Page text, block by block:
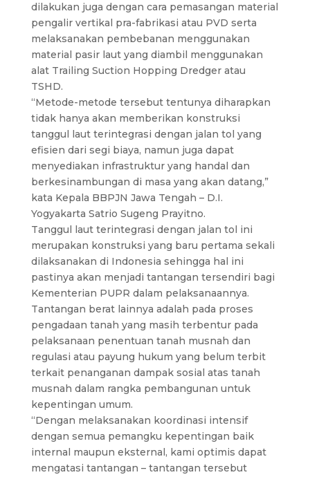
dilakukan juga dengan cara pemasangan material
pengalir vertikal pra-fabrikasi atau PVD serta
melaksanakan pembebanan menggunakan
material pasir laut yang diambil menggunakan
alat Trailing Suction Hopping Dredger atau
TSHD.
“Metode-metode tersebut tentunya diharapkan
tidak hanya akan memberikan konstruksi
tanggul laut terintegrasi dengan jalan tol yang
efisien dari segi biaya, namun juga dapat
menyediakan infrastruktur yang handal dan
berkesinambungan di masa yang akan datang,”
kata Kepala BBPJN Jawa Tengah – D.I.
Yogyakarta Satrio Sugeng Prayitno.
Tanggul laut terintegrasi dengan jalan tol ini
merupakan konstruksi yang baru pertama sekali
dilaksanakan di Indonesia sehingga hal ini
pastinya akan menjadi tantangan tersendiri bagi
Kementerian PUPR dalam pelaksanaannya.
Tantangan berat lainnya adalah pada proses
pengadaan tanah yang masih terbentur pada
pelaksanaan penentuan tanah musnah dan
regulasi atau payung hukum yang belum terbit
terkait penanganan dampak sosial atas tanah
musnah dalam rangka pembangunan untuk
kepentingan umum.
“Dengan melaksanakan koordinasi intensif
dengan semua pemangku kepentingan baik
internal maupun eksternal, kami optimis dapat
mengatasi tantangan – tantangan tersebut